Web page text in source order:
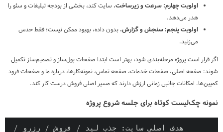
اولویت چهارم: سرعت و زیرساخت. سایت کند، بخشی از بودجه تبلیغات و سئو را
هدر می‌دهد.
اولویت پنجم: سنجش و گزارش. بدون داده، بهبود ممکن نیست؛ فقط حدس
می‌زنید.
اگر قرار است پروژه مرحله‌بندی شود، بهتر است ابتدا صفحات پول‌ساز و تصمیم‌ساز تکمیل
شوند: صفحه اصلی، صفحات خدمات، صفحه تماس، نمونه‌کارها، درباره ما و صفحات فرود
کمپین‌ها. امکانات جانبی زمانی ارزش دارند که مسیر اصلی فروش درست کار کند.
نمونه چک‌لیست کوتاه برای جلسه شروع پروژه